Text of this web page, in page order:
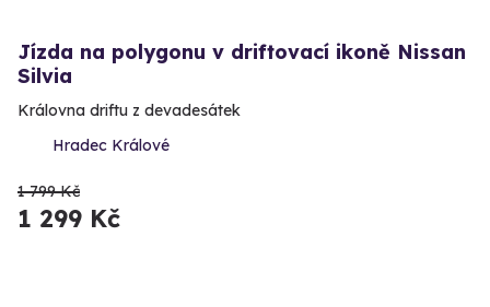
Jízda na polygonu v driftovací ikoně Nissan
Silvia
Královna driftu z devadesátek
Hradec Králové
1 799 Kč
1 299 Kč